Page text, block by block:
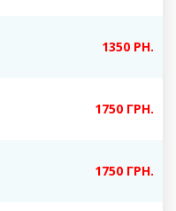
1350 РН.
1750 ГРН.
1750 ГРН.